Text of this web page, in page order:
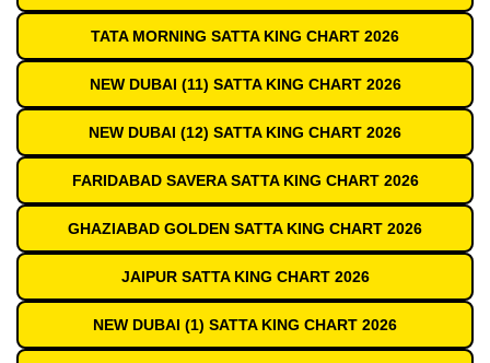
TATA MORNING SATTA KING CHART 2026
NEW DUBAI (11) SATTA KING CHART 2026
NEW DUBAI (12) SATTA KING CHART 2026
FARIDABAD SAVERA SATTA KING CHART 2026
GHAZIABAD GOLDEN SATTA KING CHART 2026
JAIPUR SATTA KING CHART 2026
NEW DUBAI (1) SATTA KING CHART 2026